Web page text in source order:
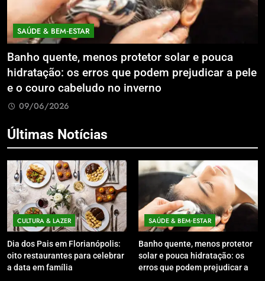
SAÚDE & BEM‑ESTAR
Banho quente, menos protetor solar e pouca
hidratação: os erros que podem prejudicar a pele
e o couro cabeludo no inverno
09/06/2026
Últimas Notícias
CULTURA & LAZER
Dia dos Pais em Florianópolis:
oito restaurantes para celebrar
a data em família
SAÚDE & BEM‑ESTAR
Banho quente, menos protetor
solar e pouca hidratação: os
erros que podem prejudicar a